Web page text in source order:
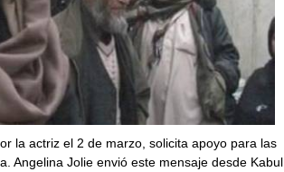
la actriz el 2 de marzo, solicita apoyo para las
Angelina Jolie envió este mensaje desde Kabul,